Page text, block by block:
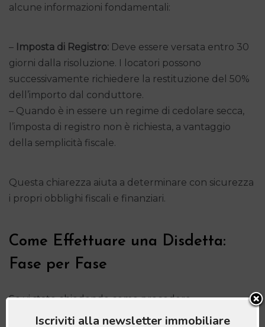
alcune informazioni fondamentali:
– Imposta di Registro: Deve essere versata entro 30
giorni dalla risoluzione. I locatori possono
successivamente richiedere la restituzione del 50%
dell’importo dal conduttore.
– Quando è in essere un regime di cedolare secca,
l’imposta di registro non è richiesta, a vantaggio
della semplicità fiscale.
Questa chiarezza aiuta a determinare con sicurezza
i propri obblighi fiscali e finanziari.
Come Effettuare una Disdetta:
Fase per Fase
Se vi state chiedendo come procedere
efficacemente, seguite questi passi chiave:
Iscriviti alla newsletter immobiliare